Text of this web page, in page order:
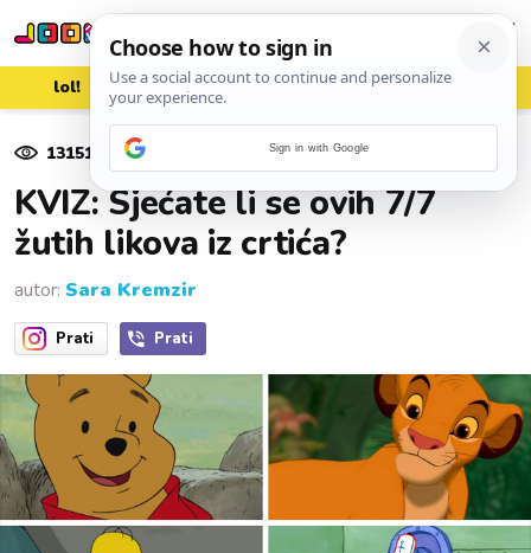
lol! aww vrh! woot?!
13151 pregleda
KVIZ: Sjećate li se ovih 7/7
žutih likova iz crtića?
autor: Sara Kremzir
Prati Prati
Sign in with Google